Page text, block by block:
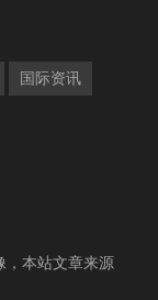
国际资讯
，本站文章来源